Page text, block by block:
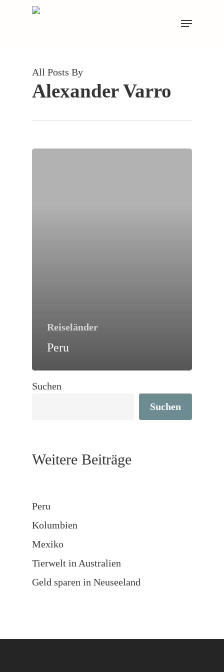
Menu
All Posts By
Alexander Varro
Reiseländer
Peru
Suchen
Suchen
Weitere Beiträge
Peru
Kolumbien
Mexiko
Tierwelt in Australien
Geld sparen in Neuseeland